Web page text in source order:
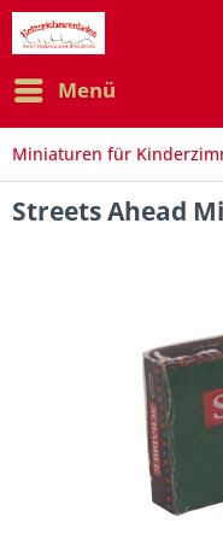
Menü
Miniaturen für
Streets Ahead